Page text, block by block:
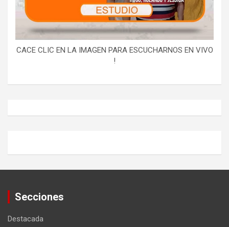
CACE CLIC EN LA IMAGEN PARA ESCUCHARNOS EN VIVO
!
Secciones
Destacada